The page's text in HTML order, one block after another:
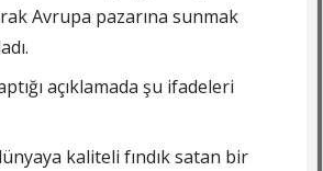
Avrupa pazarına sunmak
açıklamada şu ifadeleri
kaliteli fındık satan bir